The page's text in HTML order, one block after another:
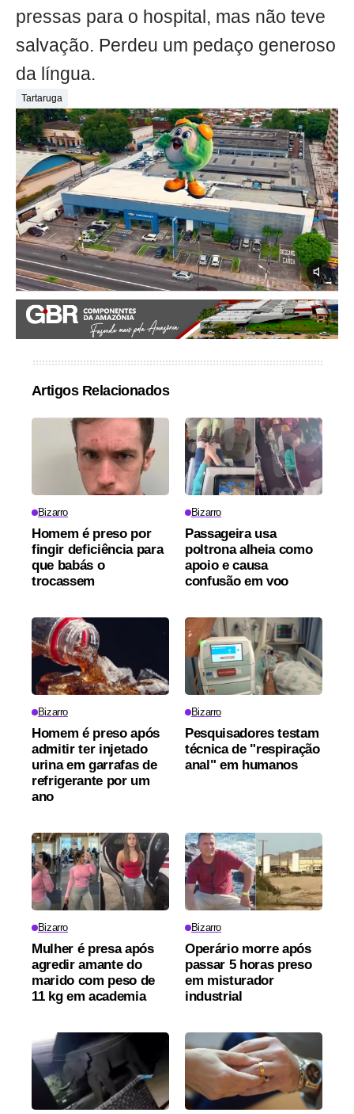
pressas para o hospital, mas não teve
salvação. Perdeu um pedaço generoso
da língua.
Tartaruga
Artigos Relacionados
Bizarro
Homem é preso por
fingir deficiência para
que babás o
trocassem
Bizarro
Passageira usa
poltrona alheia como
apoio e causa
confusão em voo
Bizarro
Homem é preso após
admitir ter injetado
urina em garrafas de
refrigerante por um
ano
Bizarro
Pesquisadores testam
técnica de "respiração
anal" em humanos
Bizarro
Mulher é presa após
agredir amante do
marido com peso de
11 kg em academia
Bizarro
Operário morre após
passar 5 horas preso
em misturador
industrial